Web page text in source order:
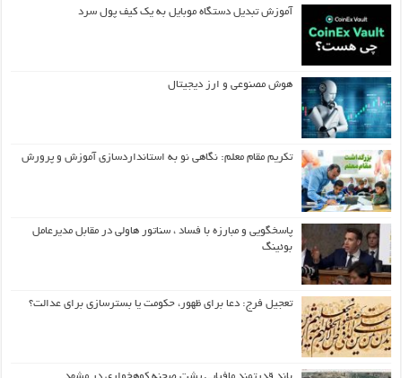
آموزش تبدیل دستگاه موبایل به یک کیف‌ پول سرد
هوش مصنوعی و ارز دیجیتال
تکریم مقام معلم: نگاهی نو به استانداردسازی آموزش و پرورش
پاسخگویی و مبارزه با فساد ، سناتور هاولی در مقابل مدیرعامل
بوئینگ
تعجیل فرج: دعا برای ظهور، حکومت یا بسترسازی برای عدالت؟